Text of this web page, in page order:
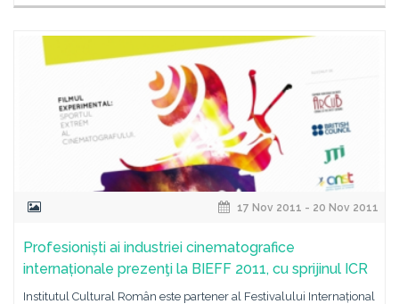
17 Nov 2011 - 20 Nov 2011
Profesioniști ai industriei cinematografice
internaționale prezenţi la BIEFF 2011, cu sprijinul ICR
Institutul Cultural Român este partener al Festivalului Internațional